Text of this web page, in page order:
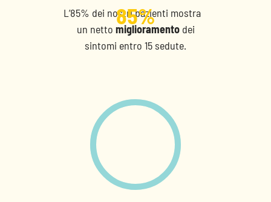
85%
L’85% dei nostri pazienti mostra
un netto miglioramento dei
sintomi entro 15 sedute.